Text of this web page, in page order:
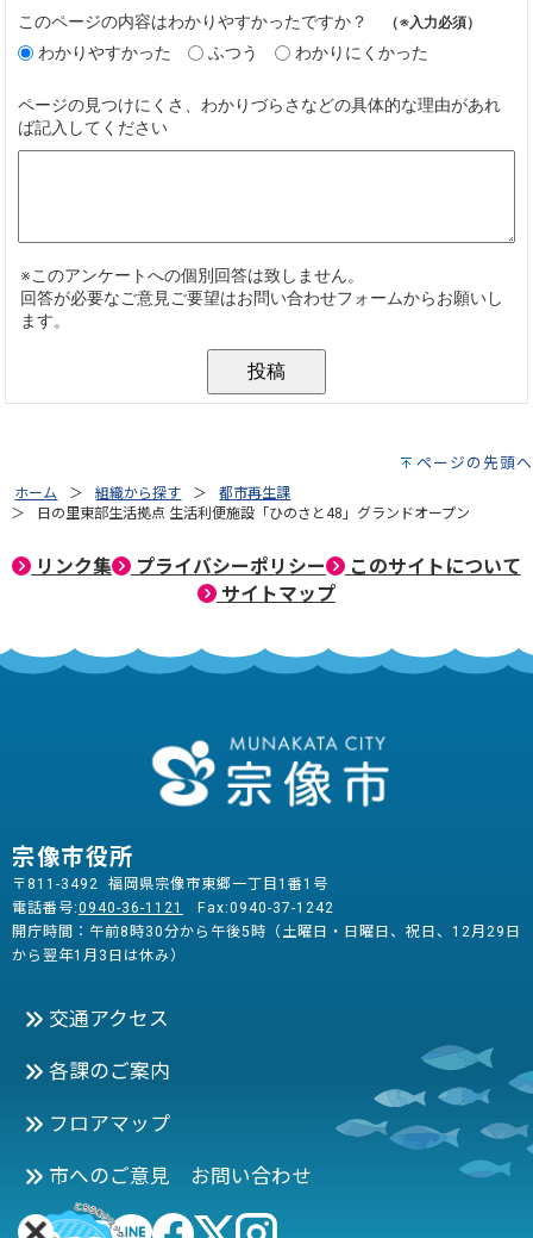
ページの先頭へ
ホーム 組織から探す
都市再生課
日の里東部生活拠点 生活利便施設「ひのさと48」グランドオープン
リンク集 プライバシーポリシー
このサイトについて
サイトマップ
宗像市役所
〒811-3492 福岡県宗像市東郷一丁目1番1号
電話番号:0940-36-1121
Fax:0940-37-1242
開庁時間：午前8時30分から午後5時（土曜日・日曜日、祝日、12月29日
から翌年1月3日は休み）
交通アクセス
各課のご案内
フロアマップ
市へのご意見 お問い合わせ